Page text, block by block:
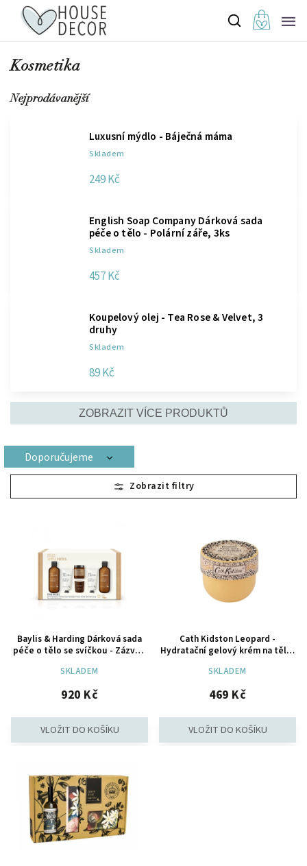
Kosmetika
Nejprodávanější
Luxusní mýdlo - Báječná máma
Skladem
249 Kč
English Soap Company Dárková sada
péče o tělo - Polární záře, 3ks
Skladem
457 Kč
Koupelový olej - Tea Rose & Velvet, 3
druhy
Skladem
89 Kč
ZOBRAZIT VÍCE PRODUKTŮ
Doporučujeme
Nejlevnější
Nejdražší
Abecedně
Baylis & Harding Dárková sada
péče o tělo se svíčkou - Zázvor,
SKLADEM
920 Kč
Cath Kidston Leopard -
Hydratační gelový krém na tělo,
SKLADEM
469 Kč